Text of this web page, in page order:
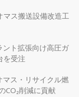
マス搬送設備改造工
ト拡張向け高圧ガ
を受注
ス・リサイクル燃
CO₂削減に貢献